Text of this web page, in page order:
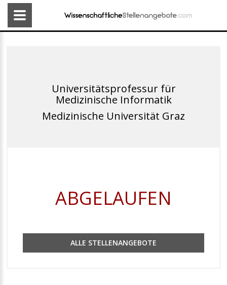
Universitätsprofessur für
Medizinische Informatik
Medizinische Universität Graz
ABGELAUFEN
ALLE STELLENANGEBOTE